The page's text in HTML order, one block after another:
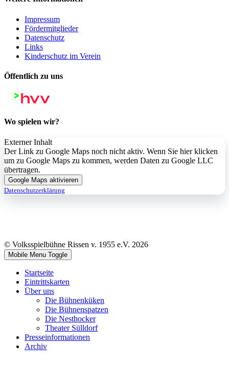
Impressum
Fördermitglieder
Datenschutz
Links
Kinderschutz im Verein
Öffentlich zu uns
Wo spielen wir?
Externer Inhalt
Der Link zu Google Maps noch nicht aktiv. Wenn Sie hier klicken
um zu Google Maps zu kommen, werden Daten zu Google LLC
übertragen.
Google Maps aktivieren
Datenschutzerklärung
© Volksspielbühne Rissen v. 1955 e.V. 2026
Mobile Menu Toggle
Startseite
Eintrittskarten
Über uns
Die Bühnenküken
Die Bühnenspatzen
Die Nesthocker
Theater Sülldorf
Presseinformationen
Archiv